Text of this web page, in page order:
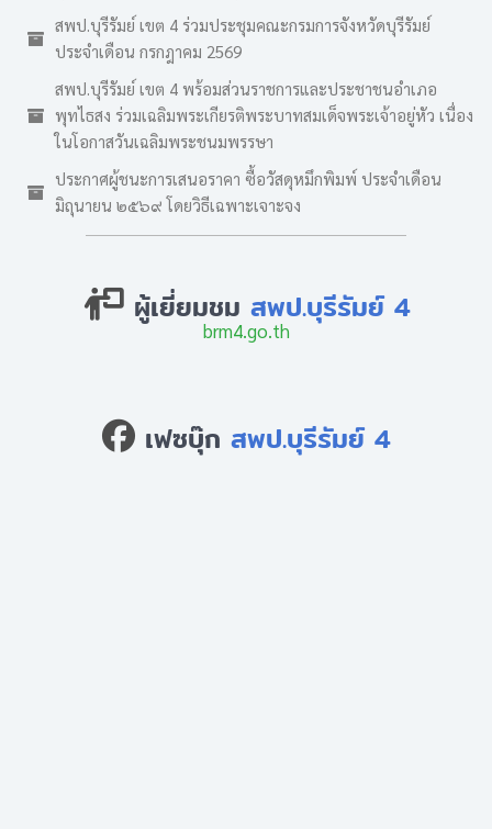
สพป.บุรีรัมย์ เขต 4 ร่วมประชุมคณะกรมการจังหวัดบุรีรัมย์
ประจำเดือน กรกฎาคม 2569
สพป.บุรีรัมย์ เขต 4 พร้อมส่วนราชการและประชาชนอำเภอ
พุทไธสง ร่วมเฉลิมพระเกียรติพระบาทสมเด็จพระเจ้าอยู่หัว เนื่อง
ในโอกาสวันเฉลิมพระชนมพรรษา
ประกาศผู้ชนะการเสนอราคา ซื้อวัสดุหมึกพิมพ์ ประจำเดือน
มิถุนายน ๒๕๖๙ โดยวิธีเฉพาะเจาะจง
ผู้เยี่ยมชม สพป.บุรีรัมย์ 4
brm4.go.th
เฟซบุ๊ก สพป.บุรีรัมย์ 4